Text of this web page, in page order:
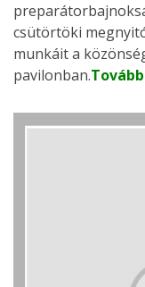
csütörtöki
munkáit a
pavilonban.